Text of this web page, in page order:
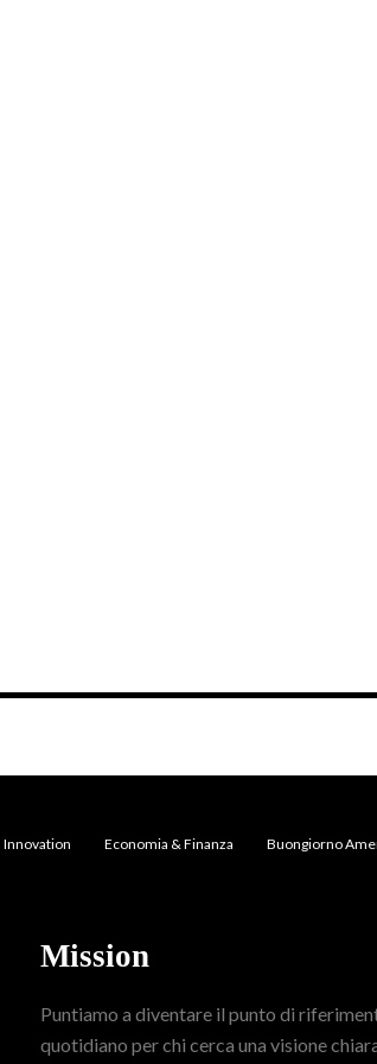
Innovation Economia & Finanza Buongiorno
Mission
Puntiamo a diventare il punto di
quotidiano per chi cerca una visione